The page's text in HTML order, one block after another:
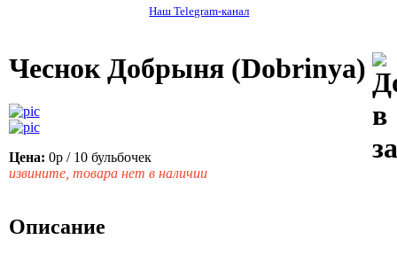
Наш Telegram-канал
Чеснок Добрыня (Dobrinya)
Цена: 0р / 10 бульбочек
извините, товара нет в наличии
Описание